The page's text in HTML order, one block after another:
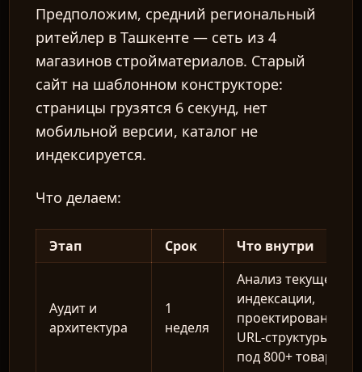
Предположим, средний региональный
ритейлер в Ташкенте — сеть из 4
магазинов стройматериалов. Старый
сайт на шаблонном конструкторе:
страницы грузятся 6 секунд, нет
мобильной версии, каталог не
индексируется.
Что делаем:
Этап Срок Что внутри
Аудит и
архитектура
1
неделя
Анализ текущей
индексации,
проектирование
URL-структуры
под 800+ товаров